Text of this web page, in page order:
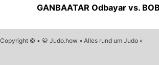
GANBAATAR Odbayar vs.
Copyright © • 🥋 Judo.how » Alles rund um Judo «